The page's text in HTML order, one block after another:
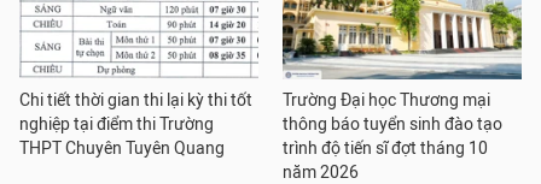
Chi tiết thời gian thi lại kỳ thi tốt
nghiệp tại điểm thi Trường
THPT Chuyên Tuyên Quang
Trường Đại học Thương mại
thông báo tuyển sinh đào tạo
trình độ tiến sĩ đợt tháng 10
năm 2026